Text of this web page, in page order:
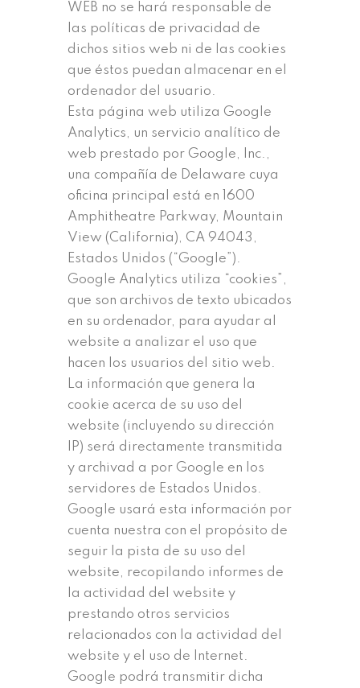
WEB no se hará responsable de
las políticas de privacidad de
dichos sitios web ni de las cookies
que éstos puedan almacenar en el
ordenador del usuario.
Esta página web utiliza Google
Analytics, un servicio analítico de
web prestado por Google, Inc.,
una compañía de Delaware cuya
oficina principal está en 1600
Amphitheatre Parkway, Mountain
View (California), CA 94043,
Estados Unidos (“Google”).
Google Analytics utiliza “cookies”,
que son archivos de texto ubicados
en su ordenador, para ayudar al
website a analizar el uso que
hacen los usuarios del sitio web.
La información que genera la
cookie acerca de su uso del
website (incluyendo su dirección
IP) será directamente transmitida
y archivad a por Google en los
servidores de Estados Unidos.
Google usará esta información por
cuenta nuestra con el propósito de
seguir la pista de su uso del
website, recopilando informes de
la actividad del website y
prestando otros servicios
relacionados con la actividad del
website y el uso de Internet.
Google podrá transmitir dicha